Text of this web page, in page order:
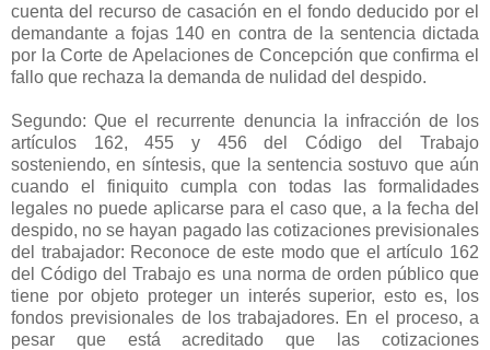
cuenta del recurso de casación en el fondo deducido por el
demandante a fojas 140 en contra de la sentencia dictada
por la Corte de Apelaciones de Concepción que confirma el
fallo que rechaza la demanda de nulidad del despido.
Segundo: Que el recurrente denuncia la infracción de los
artículos 162, 455 y 456 del Código del Trabajo
sosteniendo, en síntesis, que la sentencia sostuvo que aún
cuando el finiquito cumpla con todas las formalidades
legales no puede aplicarse para el caso que, a la fecha del
despido, no se hayan pagado las cotizaciones previsionales
del trabajador: Reconoce de este modo que el artículo 162
del Código del Trabajo es una norma de orden público que
tiene por objeto proteger un interés superior, esto es, los
fondos previsionales de los trabajadores. En el proceso, a
pesar que está acreditado que las cotizaciones